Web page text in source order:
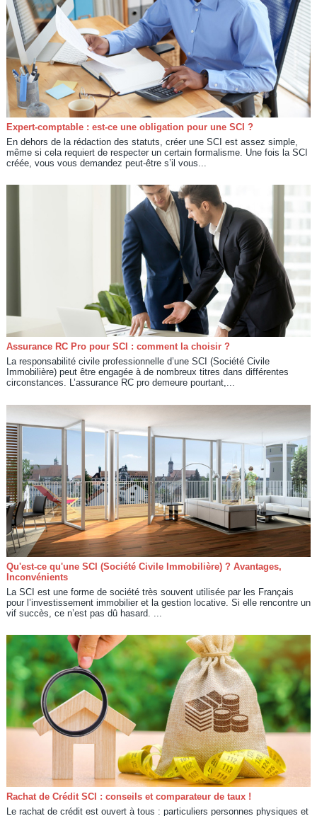
Expert-comptable : est-ce une obligation pour une SCI ?
En dehors de la rédaction des statuts, créer une SCI est assez simple,
même si cela requiert de respecter un certain formalisme. Une fois la SCI
créée, vous vous demandez peut-être s’il vous...
Assurance RC Pro pour SCI : comment la choisir ?
La responsabilité civile professionnelle d’une SCI (Société Civile
Immobilière) peut être engagée à de nombreux titres dans différentes
circonstances. L’assurance RC pro demeure pourtant,...
Qu'est-ce qu'une SCI (Société Civile Immobilière) ? Avantages,
Inconvénients
La SCI est une forme de société très souvent utilisée par les Français
pour l’investissement immobilier et la gestion locative. Si elle rencontre un
vif succès, ce n’est pas dû hasard. ...
Rachat de Crédit SCI : conseils et comparateur de taux !
Le rachat de crédit est ouvert à tous : particuliers personnes physiques et